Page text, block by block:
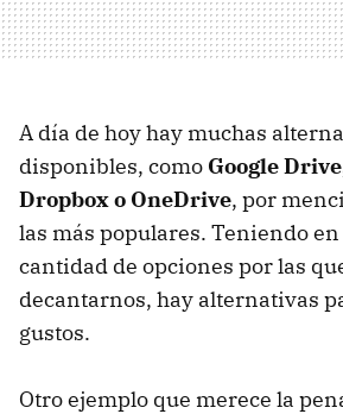
A día de hoy hay muchas
disponibles, como Google
Dropbox o OneDrive, por
las más populares. Teniendo
cantidad de opciones por las
decantarnos, hay alternativas
gustos.
Otro ejemplo que merece la